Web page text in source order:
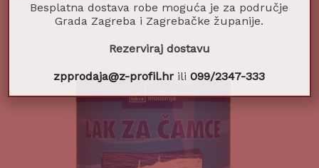
Besplatna dostava robe moguća je za područje
Grada Zagreba i Zagrebačke županije.
Rezerviraj dostavu
zpprodaja@z-profil.hr ili099/2347-333